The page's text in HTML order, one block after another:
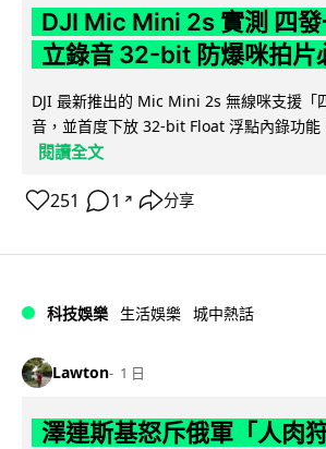
DJI Mic Mini 2s 實測 四
立錄音 32-bit 防爆咪拍片
DJI 最新推出的 Mic Mini 2s 無線咪支援「
音，並首度下放 32-bit Float 浮點內錄功能
閱讀全文
251 1 ↗ 分享
科技娛樂 生活娛樂 城中熱話
Lawton 1 日
澤連斯基怒斥俄軍「人肉